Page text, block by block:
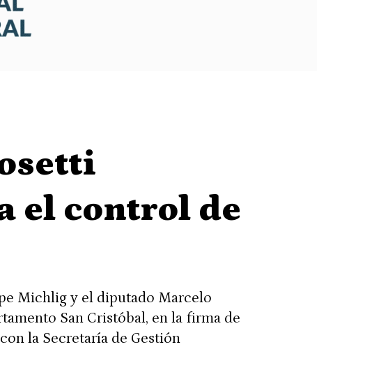
el control de
Michlig y el diputado Marcelo
San Cristóbal, en la firma de
la Secretaría de Gestión